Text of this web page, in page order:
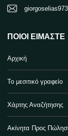
ΠΟΙΟΙ ΕΊΜΑΣΤΕ
Αρχική
Το μεσιτικό γραφείο
Χάρτης Αναζήτησης
Ακίνητα Προς